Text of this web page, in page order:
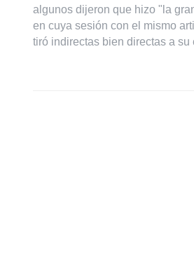
algunos dijeron que hizo "la
en cuya sesión con el mismo
tiró indirectas bien directas a su